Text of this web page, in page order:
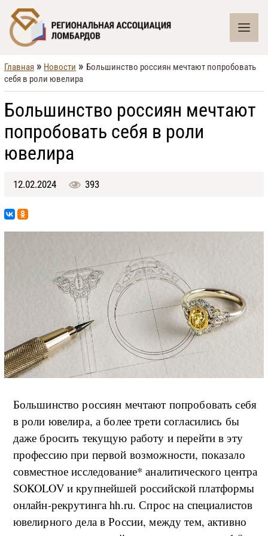
Главная » Новости » Большинство россиян мечтают попробовать
себя в роли ювелира
Большинство россиян мечтают
попробовать себя в роли
ювелира
12.02.2024 393
Большинство россиян мечтают попробовать себя
в роли ювелира, а более трети согласились бы
даже бросить текущую работу и перейти в эту
профессию при первой возможности, показало
совместное исследование* аналитического центра
SOKOLOV и крупнейшей российской платформы
онлайн-рекрутинга hh.ru. Спрос на специалистов
ювелирного дела в России, между тем, активно